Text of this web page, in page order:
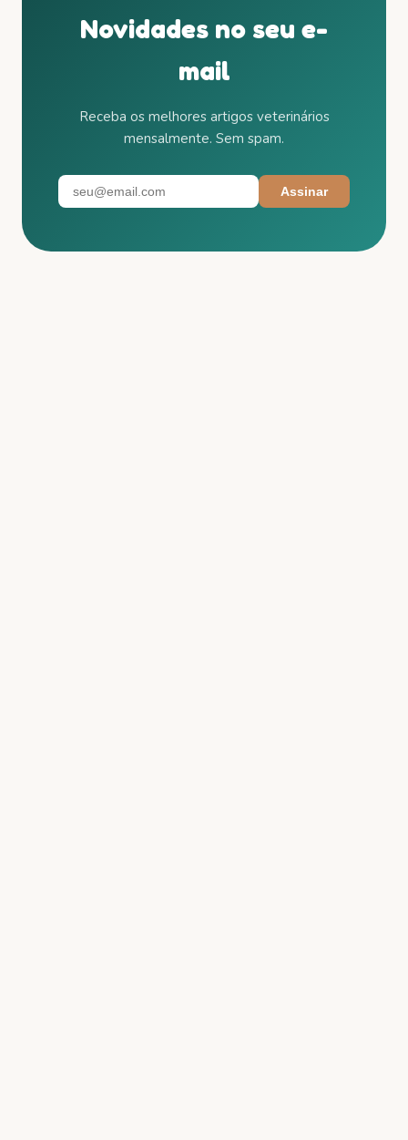
Novidades no seu e-
mail
Receba os melhores artigos veterinários
mensalmente. Sem spam.
Assinar